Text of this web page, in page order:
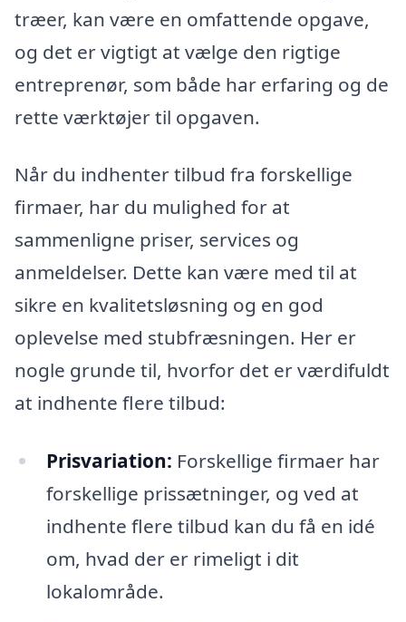
træer, kan være en omfattende opgave,
og det er vigtigt at vælge den rigtige
entreprenør, som både har erfaring og de
rette værktøjer til opgaven.
Når du indhenter tilbud fra forskellige
firmaer, har du mulighed for at
sammenligne priser, services og
anmeldelser. Dette kan være med til at
sikre en kvalitetsløsning og en god
oplevelse med stubfræsningen. Her er
nogle grunde til, hvorfor det er værdifuldt
at indhente flere tilbud:
Prisvariation: Forskellige firmaer har
forskellige prissætninger, og ved at
indhente flere tilbud kan du få en idé
om, hvad der er rimeligt i dit
lokalområde.